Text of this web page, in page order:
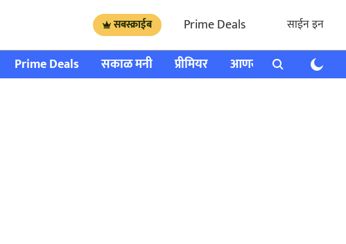
सबस्क्राईब Prime Deals साईन इन
Prime Deals सकाळ मनी प्रीमियर आणखी राशी भविष्य